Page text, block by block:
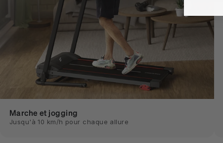
Marche et jogging
Jusqu'à 10 km/h pour chaque allure